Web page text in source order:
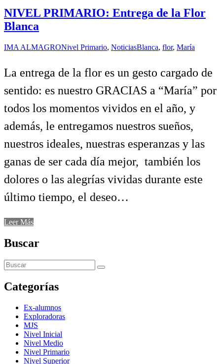
NIVEL PRIMARIO: Entrega de la Flor
Blanca
IMA ALMAGRONivel Primario, NoticiasBlanca, flor, María
La entrega de la flor es un gesto cargado de
sentido: es nuestro GRACIAS a “María” por
todos los momentos vividos en el año, y
además, le entregamos nuestros sueños,
nuestros ideales, nuestras esperanzas y las
ganas de ser cada día mejor, también los
dolores o las alegrías vividas durante este
último tiempo, el deseo…
Leer Más
Buscar
Categorías
Ex-alumnos
Exploradoras
MJS
Nivel Inicial
Nivel Medio
Nivel Primario
Nivel Superior